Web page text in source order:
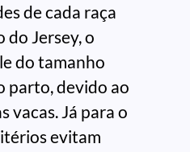
de cada raça
do Jersey, o
do tamanho
parto, devido ao
vacas. Já para o
evitam